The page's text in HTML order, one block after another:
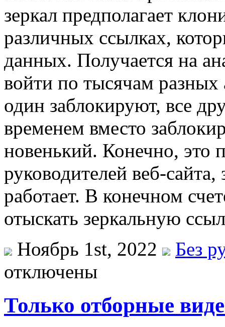
зеркал предполагает
различных ссылках,
данных. Получается на
войти по тысячам разных
один заблокируют, все
временем вместо
новенький. Конечно, это
руководителей веб-
работает. В конечном
отыскать зеркальную
Ноябрь 1st, 2022
Без
отключены
Только отборные